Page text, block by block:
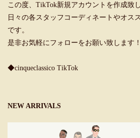
この度、TikTok新規アカウントを作成致
日々の各スタッフコーディネートやオス
です。
是非お気軽にフォローをお願い致します！
◆cinqueclassico TikTok
NEW ARRIVALS